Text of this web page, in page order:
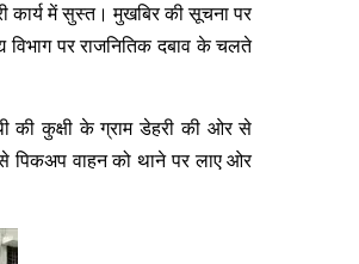
कार्य में सुस्त। मुखबिर की सूचना पर
पर राजनितिक दबाव के चलते
की कुक्षी के ग्राम डेहरी की ओर से
पिकअप वाहन को थाने पर लाए ओर